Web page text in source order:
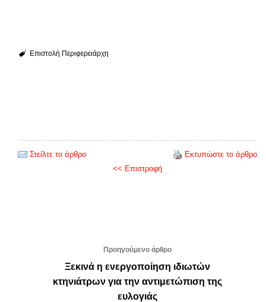
Επιστολή Περιφερειάρχη
Στείλτε το άρθρο
Εκτυπώστε το άρθρο
<< Επιστροφή
Προηγούμενο άρθρο
Ξεκινά η ενεργοποίηση ιδιωτών
κτηνιάτρων για την αντιμετώπιση της
ευλογιάς